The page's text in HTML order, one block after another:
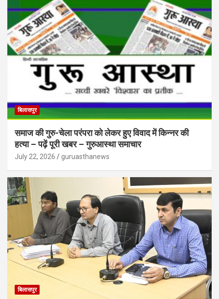
बिलासपुर
समाज की गुरु-चेला परंपरा को लेकर हुए विवाद में किन्नर की
हत्या – पढ़ें पूरी खबर – गुरुआस्था समाचार
July 22, 2026 guruasthanews
बिलासपुर